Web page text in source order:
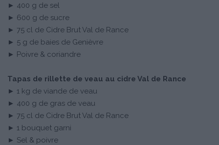
► 400 g de sel
► 600 g de sucre
► 75 cl de Cidre Brut Val de Rance
► 5 g de baies de Genièvre
► Poivre & coriandre
Tapas de rillette de veau au cidre Val de Rance
► 1 kg de viande de veau
► 400 g de gras de veau
► 75 cl de Cidre Brut Val de Rance
► 1 bouquet garni
► Sel & poivre